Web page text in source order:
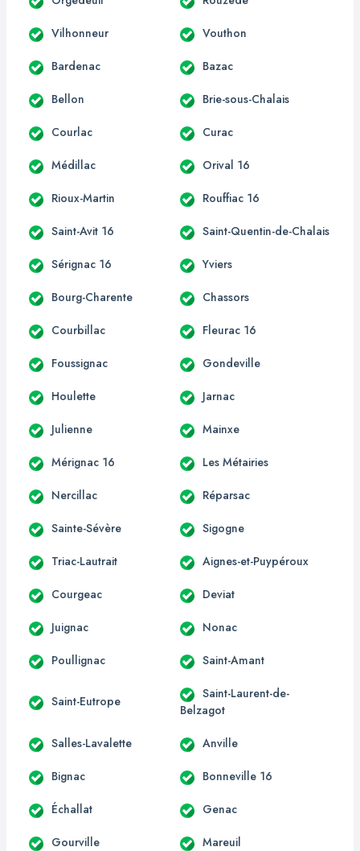
Vilhonneur Vouthon
Bardenac Bazac
Bellon Brie-sous-Chalais
Courlac Curac
Médillac Orival 16
Rioux-Martin Rouffiac 16
Saint-Avit 16 Saint-Quentin-de-Chalais
Sérignac 16 Yviers
Bourg-Charente Chassors
Courbillac Fleurac 16
Foussignac Gondeville
Houlette Jarnac
Julienne Mainxe
Mérignac 16 Les Métairies
Nercillac Réparsac
Sainte-Sévère Sigogne
Triac-Lautrait Aignes-et-Puypéroux
Courgeac Deviat
Juignac Nonac
Poullignac Saint-Amant
Saint-Eutrope
Saint-Laurent-de-
Belzagot
Salles-Lavalette Anville
Bignac Bonneville 16
Échallat Genac
Gourville Mareuil